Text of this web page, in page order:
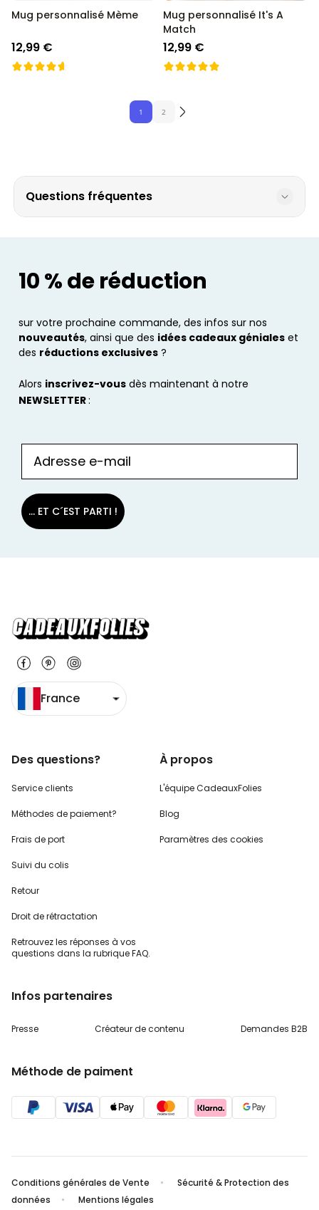
Mug personnalisé Mème
12,99 €
Mug personnalisé It's A
Match
12,99 €
1 2
Questions fréquentes
10 % de réduction
sur votre prochaine commande, des infos sur nos
nouveautés, ainsi que des idées cadeaux géniales et
des réductions exclusives ?
Alors inscrivez-vous dès maintenant à notre
NEWSLETTER:
... ET C´EST PARTI !
France
Des questions?
Service clients
Méthodes de paiement?
Frais de port
Suivi du colis
Retour
Droit de rétractation
Retrouvez les réponses à vos
questions dans la rubrique FAQ.
À propos
L'équipe CadeauxFolies
Blog
Paramètres des cookies
Infos partenaires
Presse Créateur de contenu Demandes B2B
Méthode de paiment
Conditions générales de Vente
Sécurité & Protection des
données
Mentions légales